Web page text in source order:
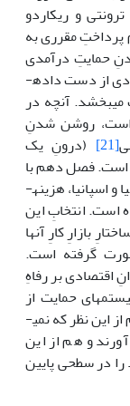
و ریکاردو
پرداختِ مقرری به
حمایتِ درآمدی
از دست داده­
می­بخشد. آن­چه در
است، روشن شدنِ
[21]
(درونِ یک
است. فصل دهم با
و اسپانیا، هزینه­
است. انتخابِ این
بازارِ کارِ آن­ها
گرفته است.
اقتصادی بر رفاهِ
حمایت از
این نظر که نمی­
و هم از این
را در سطحی پایین